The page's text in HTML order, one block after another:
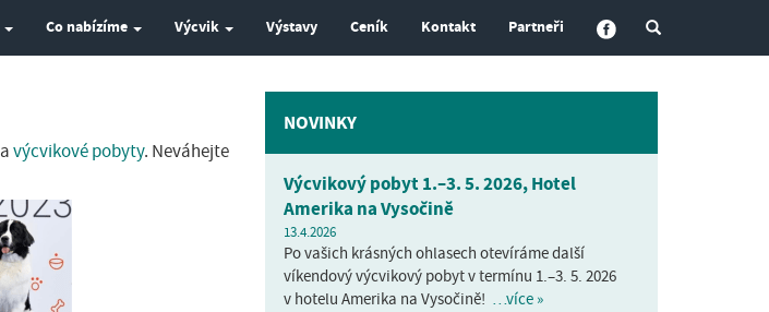
Co nabízíme Výcvik Výstavy Ceník Kontakt Partneři
avýcvikové pobyty. Neváhejte
NOVINKY
Výcvikový pobyt 1.–3. 5. 2026, Hotel
Amerika na Vysočině
13.4.2026
Po vašich krásných ohlasech otevíráme další
víkendový výcvikový pobyt v termínu 1.–3. 5. 2026
v hotelu Amerika na Vysočině! …více »